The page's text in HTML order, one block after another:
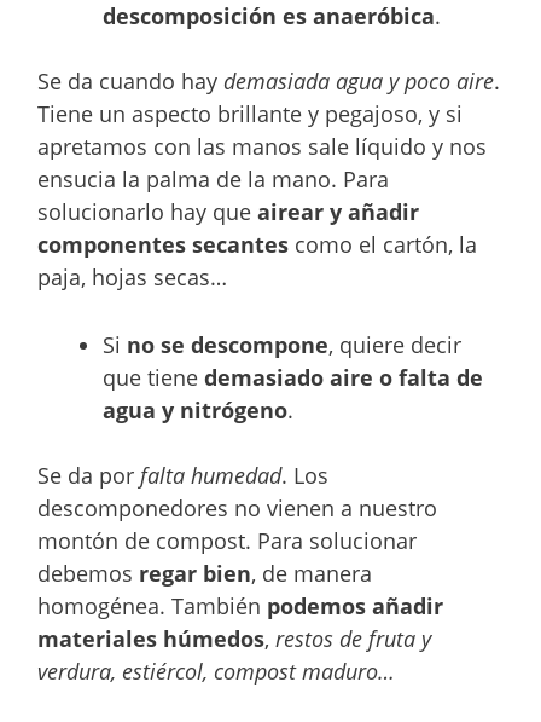
descomposición es anaeróbica.
Se da cuando hay demasiada agua y poco aire.
Tiene un aspecto brillante y pegajoso, y si
apretamos con las manos sale líquido y nos
ensucia la palma de la mano. Para
solucionarlo hay queairear y añadir
componentes secantes como el cartón, la
paja, hojas secas…
Si no se descompone, quiere decir
que tienedemasiado aire o falta de
agua y nitrógeno.
Se da porfalta humedad. Los
descomponedores no vienen a nuestro
montón de compost. Para solucionar
debemos regar bien, de manera
homogénea. También podemos añadir
materiales húmedos, restos de fruta y
verdura, estiércol, compost maduro…